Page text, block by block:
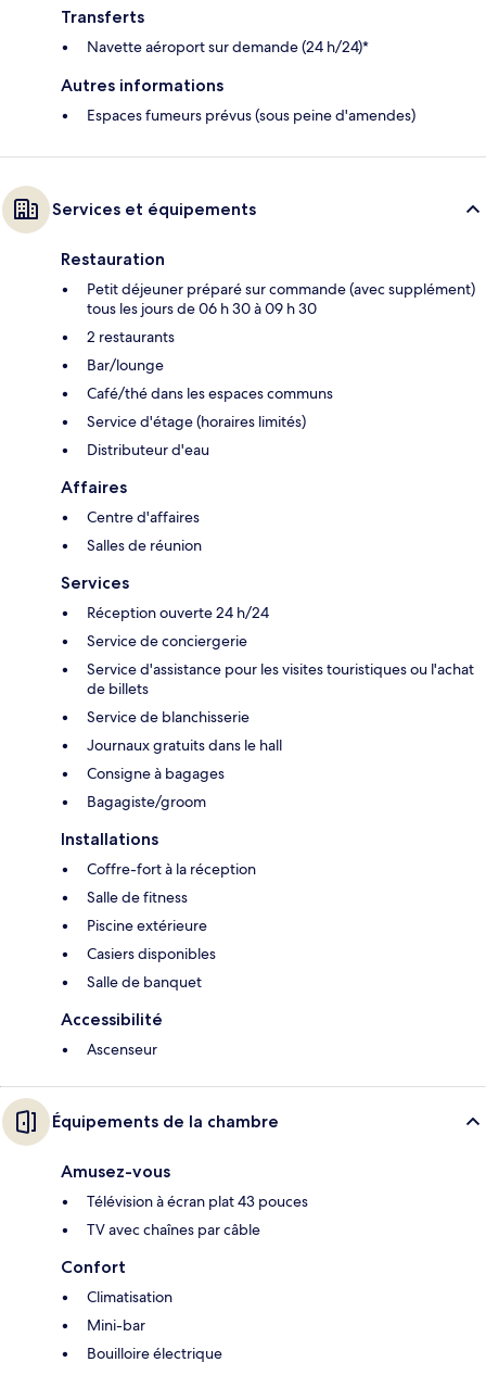
Transferts
Navette aéroport sur demande (24 h/24)*
Autres informations
Espaces fumeurs prévus (sous peine d'amendes)
Services et équipements
Restauration
Petit déjeuner préparé sur commande (avec supplément)
tous les jours de 06 h 30 à 09 h 30
2 restaurants
Bar/lounge
Café/thé dans les espaces communs
Service d'étage (horaires limités)
Distributeur d'eau
Affaires
Centre d'affaires
Salles de réunion
Services
Réception ouverte 24 h/24
Service de conciergerie
Service d'assistance pour les visites touristiques ou l'achat
de billets
Service de blanchisserie
Journaux gratuits dans le hall
Consigne à bagages
Bagagiste/groom
Installations
Coffre-fort à la réception
Salle de fitness
Piscine extérieure
Casiers disponibles
Salle de banquet
Accessibilité
Ascenseur
Équipements de la chambre
Amusez-vous
Télévision à écran plat 43 pouces
TV avec chaînes par câble
Confort
Climatisation
Mini-bar
Bouilloire électrique